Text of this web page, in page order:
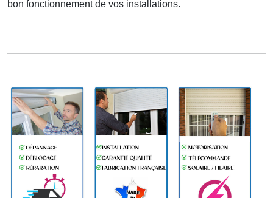
bon fonctionnement de vos installations.